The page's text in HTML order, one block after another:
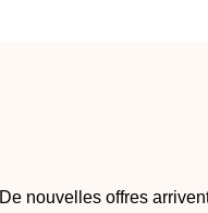
De nouvelles offres